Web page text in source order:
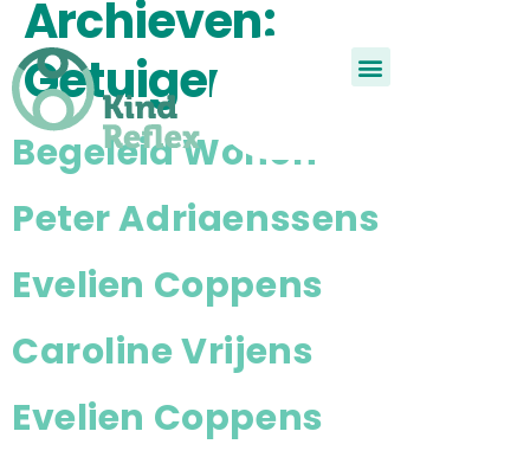
Archieven:
Getuigenissen
Begeleid Wonen
Peter Adriaenssens
Evelien Coppens
Caroline Vrijens
Evelien Coppens